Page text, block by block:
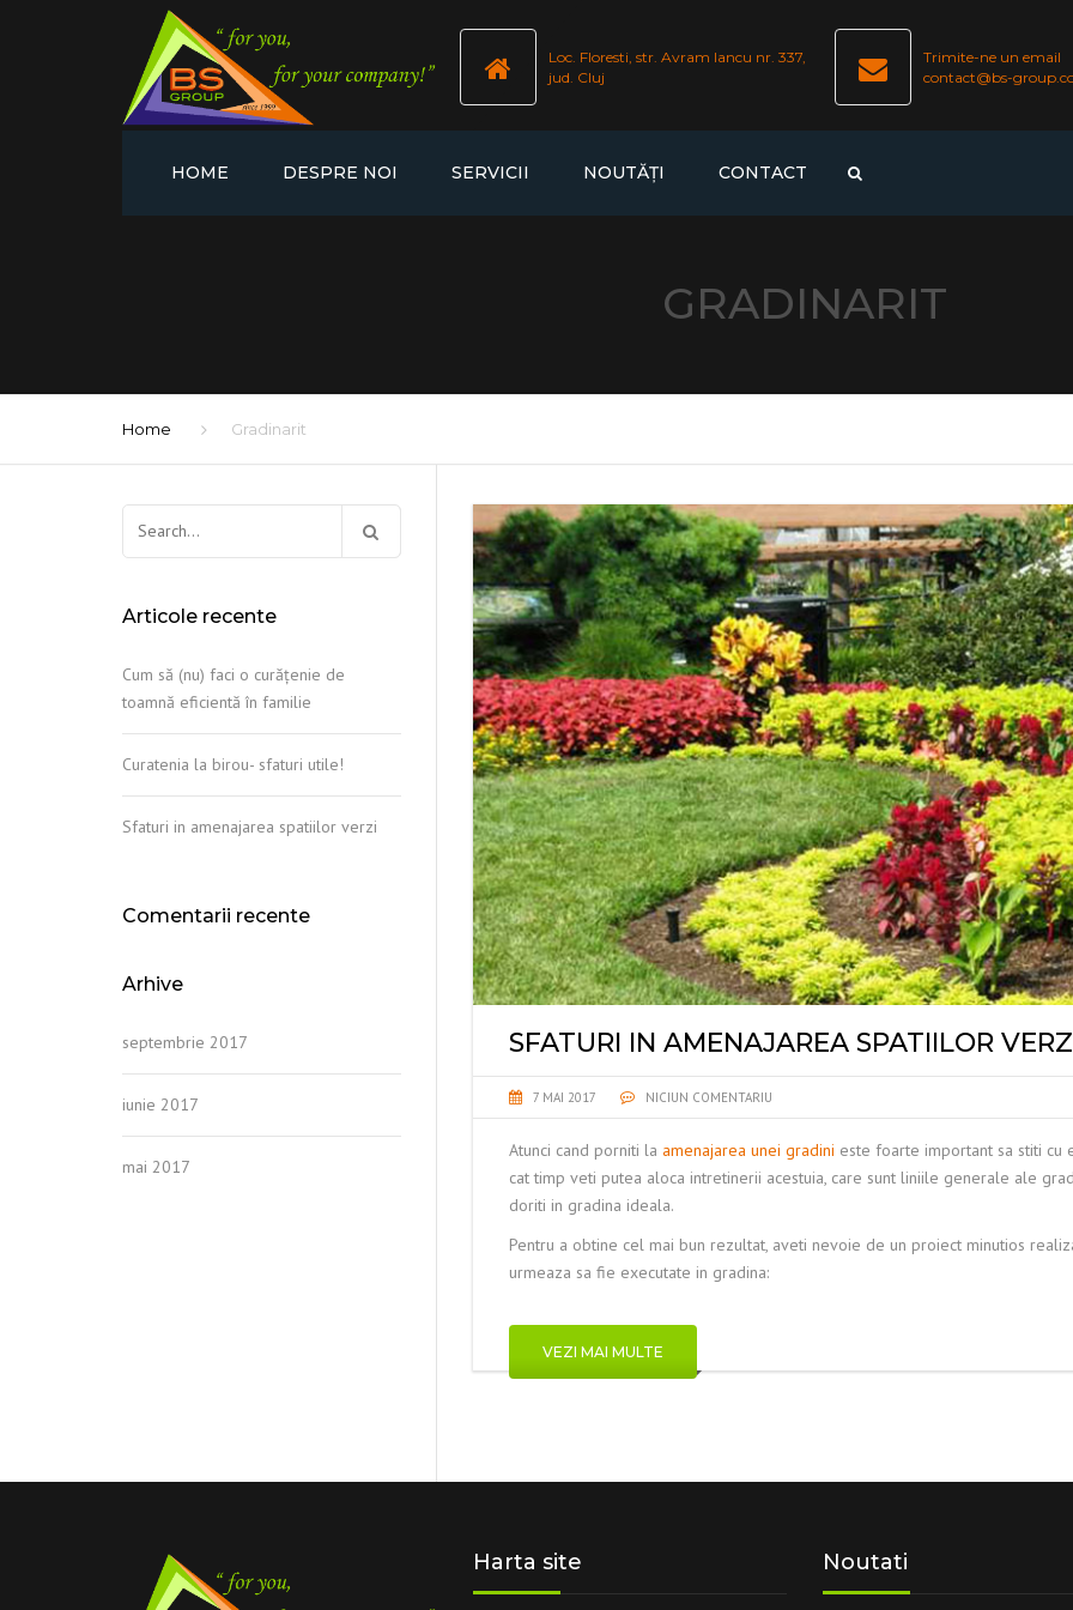
Loc. Floresti, str. Avram Iancu nr. 337,
jud. Cluj
Trimite-ne un email
contact@bs-
HOME DESPRE NOI SERVICII NOUTĂȚI CONTACT
GRADINARIT
Home Gradinarit
Articole recente
Cum să (nu) faci o curăţenie de
toamnă eficientă în familie
Curatenia la birou- sfaturi utile!
Sfaturi in amenajarea spatiilor verzi
Comentarii recente
Arhive
septembrie 2017
iunie 2017
mai 2017
SFATURI IN AMENAJAREA SPATIILOR
7 MAI 2017 NICIUN COMENTARIU
Atunci cand porniti la amenajarea unei gradini este foarte important sa stiti cu
cat timp veti putea aloca intretinerii acestuia, care sunt liniile generale ale
doriti in gradina ideala.
Pentru a obtine cel mai bun rezultat, aveti nevoie de un proiect minutios
urmeaza sa fie executate in gradina:
VEZI MAI MULTE
Harta site Noutati